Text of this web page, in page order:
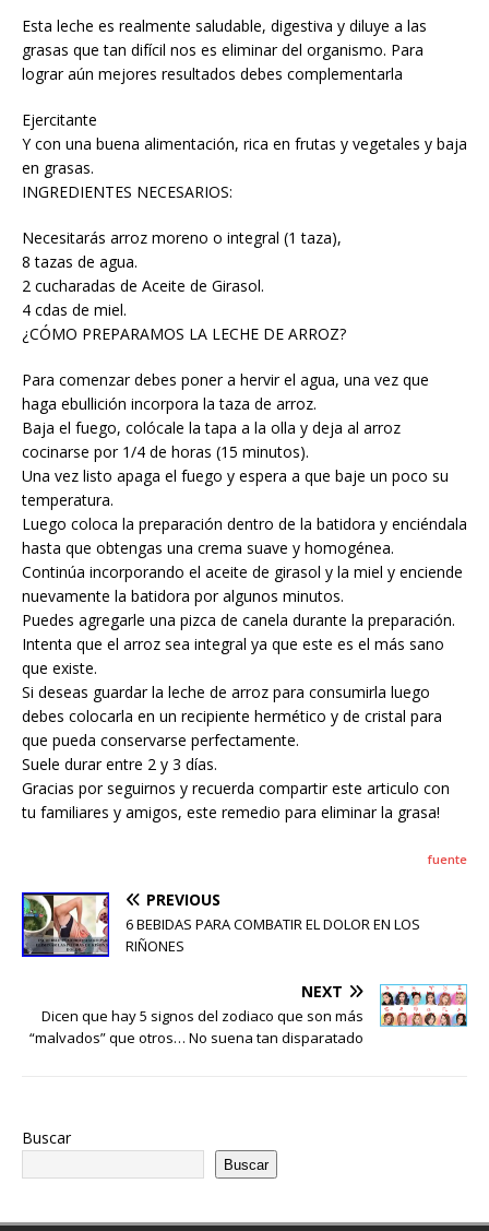
Esta leche es realmente saludable, digestiva y diluye a las
grasas que tan difícil nos es eliminar del organismo. Para
lograr aún mejores resultados debes complementarla
Ejercitante
Y con una buena alimentación, rica en frutas y vegetales y baja
en grasas.
INGREDIENTES NECESARIOS:
Necesitarás arroz moreno o integral (1 taza),
8 tazas de agua.
2 cucharadas de Aceite de Girasol.
4 cdas de miel.
¿CÓMO PREPARAMOS LA LECHE DE ARROZ?
Para comenzar debes poner a hervir el agua, una vez que
haga ebullición incorpora la taza de arroz.
Baja el fuego, colócale la tapa a la olla y deja al arroz
cocinarse por 1/4 de horas (15 minutos).
Una vez listo apaga el fuego y espera a que baje un poco su
temperatura.
Luego coloca la preparación dentro de la batidora y enciéndala
hasta que obtengas una crema suave y homogénea.
Continúa incorporando el aceite de girasol y la miel y enciende
nuevamente la batidora por algunos minutos.
Puedes agregarle una pizca de canela durante la preparación.
Intenta que el arroz sea integral ya que este es el más sano
que existe.
Si deseas guardar la leche de arroz para consumirla luego
debes colocarla en un recipiente hermético y de cristal para
que pueda conservarse perfectamente.
Suele durar entre 2 y 3 días.
Gracias por seguirnos y recuerda compartir este articulo con
tu familiares y amigos, este remedio para eliminar la grasa!
fuente
PREVIOUS
6 BEBIDAS PARA COMBATIR EL DOLOR EN LOS
RIÑONES
NEXT
Dicen que hay 5 signos del zodiaco que son más
“malvados” que otros… No suena tan disparatado
Buscar
Buscar